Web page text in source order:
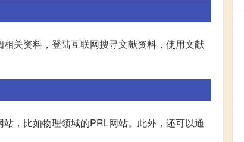
关资料，登陆互联网搜寻文献资料，使用文献
，比如物理领域的PRL网站。此外，还可以通